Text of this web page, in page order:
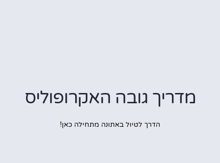
גובה האקרופוליס
הדרך לטיול באתונה מתחילה כאן!